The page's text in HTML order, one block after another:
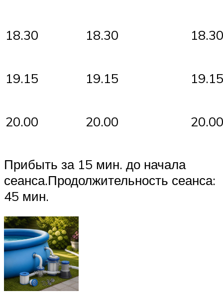
18.30 18.30 18.30
19.15 19.15 19.15
20.00 20.00 20.00
Прибыть за 15 мин. до начала
сеанса.Продолжительность сеанса:
45 мин.